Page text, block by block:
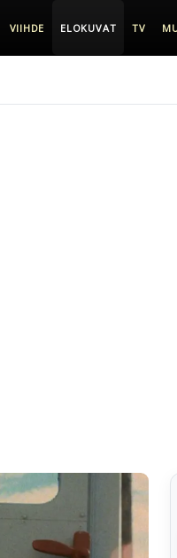
VIIHDE ELOKUVAT TV